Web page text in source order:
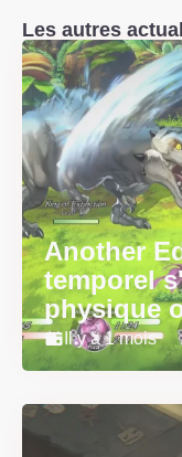
Les autres
Another
temporel
physique
Il y a 1 mois